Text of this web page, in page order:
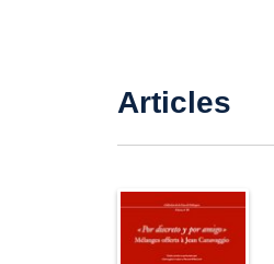
Articles